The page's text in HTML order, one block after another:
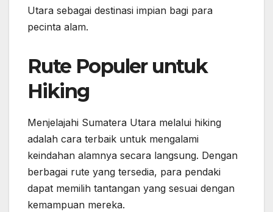
Utara sebagai destinasi impian bagi para
pecinta alam.
Rute Populer untuk
Hiking
Menjelajahi Sumatera Utara melalui hiking
adalah cara terbaik untuk mengalami
keindahan alamnya secara langsung. Dengan
berbagai rute yang tersedia, para pendaki
dapat memilih tantangan yang sesuai dengan
kemampuan mereka.